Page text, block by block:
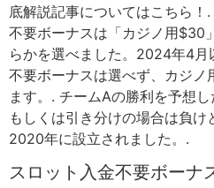
底解説記事についてはこちら
不要ボーナスは「カジノ用$30
らかを選べました。2024年4月
不要ボーナスは選べず、カジ
ます。. チームAの勝利を予想し
もしくは引き分けの場合は負け
2020年に設立されました。.
スロット入金不要ボーナ